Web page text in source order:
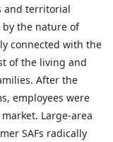
and territorial
the nature of
connected with the
of the living and
After the
employees were
Large-area
SAFs radically